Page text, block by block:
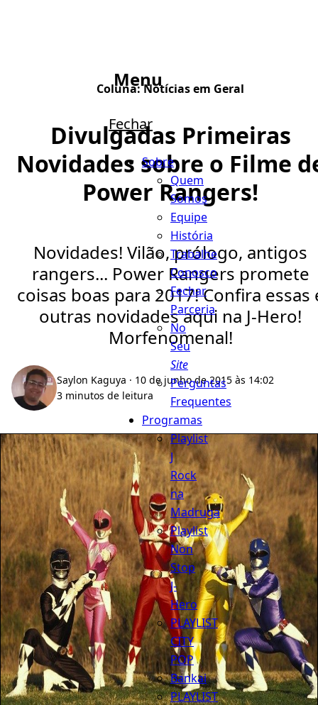
Menu
Fechar
Sobre
Quem
Somos
Equipe
História
Trabalhe
Conosco
Fechar
Parceria
No
Seu
Site
Perguntas
Frequentes
Programas
Playlist
J
Rock
na
Madruga
Playlist
Non
Stop
J-
Hero
PLAYLIST
CITY
POP
Bankai
PLAYLIST
Coluna:Notícias em Geral
Divulgadas Primeiras
Novidades sobre o Filme
Power Rangers!
Novidades! Vilão, prólogo, antigos
rangers... Power Rangers promete
coisas boas para 2017! Confira essas
outras novidades aqui na J-Hero!
Morfenomenal!
Saylon Kaguya · 10 de junho de 2015 às 14:02
3 minutos de leitura